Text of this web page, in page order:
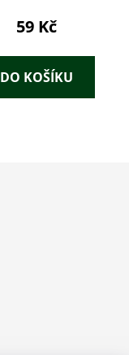
59 Kč
DO KOŠÍKU